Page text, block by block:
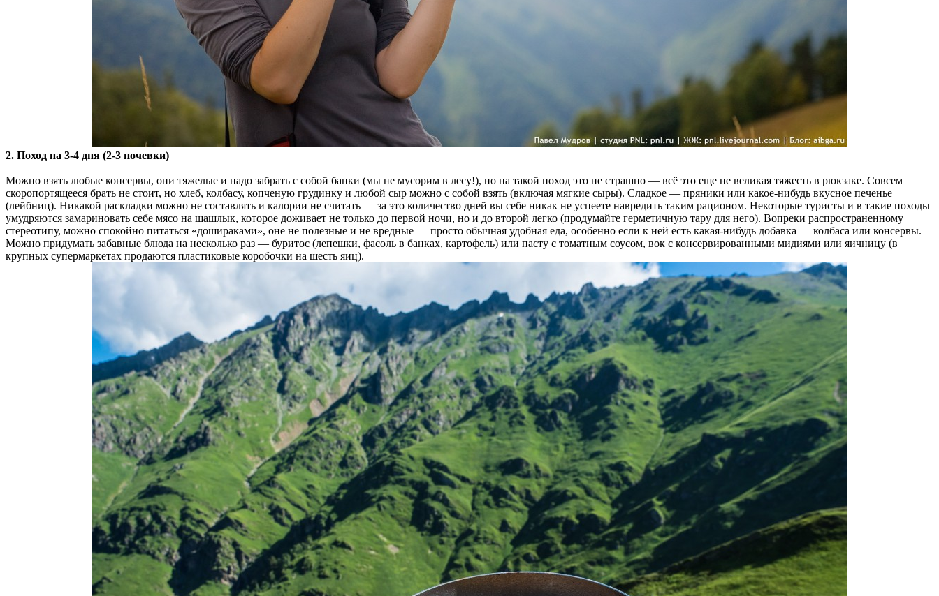
2. Поход на 3-4 дня (2-3 ночевки)
Можно взять любые консервы, они тяжелые и надо забрать с собой банки (мы не мусорим в лесу!), но на такой поход это не страшно — всё это еще не великая тяжесть в рюкзаке. Совсем
скоропортящееся брать не стоит, но хлеб, колбасу, копченую грудинку и любой сыр можно с собой взять (включая мягкие сыры). Сладкое — пряники или какое-нибудь вкусное печенье
(лейбниц). Никакой раскладки можно не составлять и калории не считать — за это количество дней вы себе никак не успеете навредить таким рационом. Некоторые туристы и в такие походы
умудряются замариновать себе мясо на шашлык, которое доживает не только до первой ночи, но и до второй легко (продумайте герметичную тару для него). Вопреки распространенному
стереотипу, можно спокойно питаться «дошираками», оне не полезные и не вредные — просто обычная удобная еда, особенно если к ней есть какая-нибудь добавка — колбаса или консервы.
Можно придумать забавные блюда на несколько раз — буритос (лепешки, фасоль в банках, картофель) или пасту с томатным соусом, вок с консервированными мидиями или яичницу (в
крупных супермаркетах продаются пластиковые коробочки на шесть яиц).